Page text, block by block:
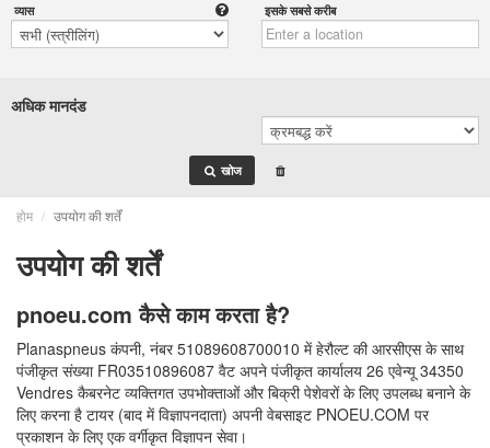
व्यास इसके सबसे करीब
अधिक मानदंड
खोज
होम उपयोग की शर्तें
उपयोग की शर्तें
pnoeu.com कैसे काम करता है?
Planaspneus कंपनी, नंबर 51089608700010 में हेरौल्ट की आरसीएस के साथ
पंजीकृत संख्या FR03510896087 वैट अपने पंजीकृत कार्यालय 26 एवेन्यू 34350
Vendres कैबरनेट व्यक्तिगत उपभोक्ताओं और बिक्री पेशेवरों के लिए उपलब्ध बनाने के
लिए करना है टायर (बाद में विज्ञापनदाता) अपनी वेबसाइट PNOEU.COM पर
प्रकाशन के लिए एक वर्गीकृत विज्ञापन सेवा।